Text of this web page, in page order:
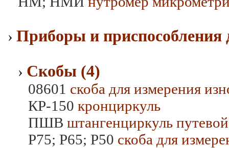
› Приборы и приспособления
› Скобы (4)
08601 скоба для измерения
КР-150 кронциркуль
ПШВ штангенциркуль путевой
Р75; Р65; Р50 скоба для